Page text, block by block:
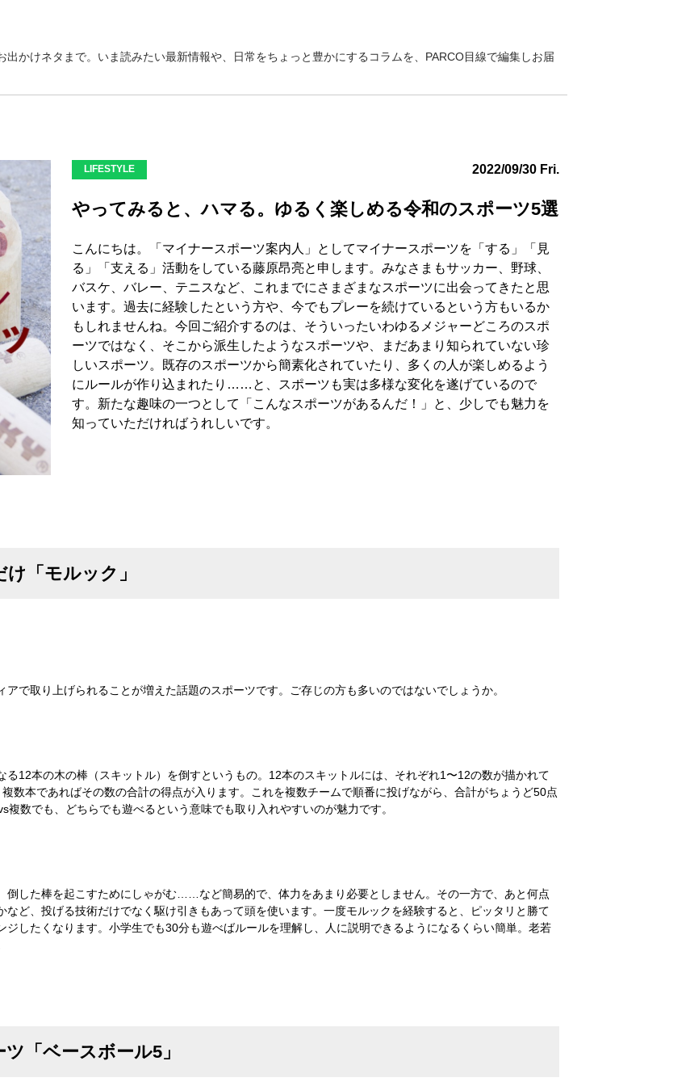
かけネタまで。いま読みたい最新情報や、日常をちょっと豊かにするコラムを、PARCO目線で編集しお届
LIFESTYLE 2022/09/30 Fri.
やってみると、ハマる。ゆるく楽しめる令和のスポーツ5選
こんにちは。「マイナースポーツ案内人」としてマイナースポーツを「する」「見
る」「支える」活動をしている藤原昂亮と申します。みなさまもサッカー、野球、
バスケ、バレー、テニスなど、これまでにさまざまなスポーツに出会ってきたと思
います。過去に経験したという方や、今でもプレーを続けているという方もいるか
もしれませんね。今回ご紹介するのは、そういったいわゆるメジャーどころのスポ
ーツではなく、そこから派生したようなスポーツや、まだあまり知られていない珍
しいスポーツ。既存のスポーツから簡素化されていたり、多くの人が楽しめるよう
にルールが作り込まれたり……と、スポーツも実は多様な変化を遂げているので
す。新たな趣味の一つとして「こんなスポーツがあるんだ！」と、少しでも魅力を
知っていただければうれしいです。
「モルック」
で取り上げられることが増えた話題のスポーツです。ご存じの方も多いのではないでしょうか。
12本の木の棒（スキットル）を倒すというもの。12本のスキットルには、それぞれ1〜12の数が描かれて
数本であればその数の合計の得点が入ります。これを複数チームで順番に投げながら、合計がちょうど50点
数でも、どちらでも遊べるという意味でも取り入れやすいのが魅力です。
倒した棒を起こすためにしゃがむ……など簡易的で、体力をあまり必要としません。その一方で、あと何点
ど、投げる技術だけでなく駆け引きもあって頭を使います。一度モルックを経験すると、ピッタリと勝て
したくなります。小学生でも30分も遊べばルールを理解し、人に説明できるようになるくらい簡単。老若
「ベースボール5」